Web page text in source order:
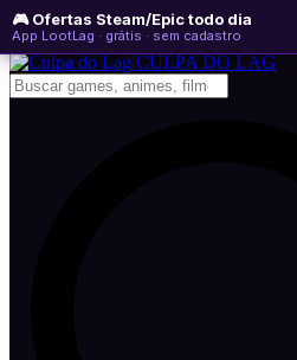
🎮 Ofertas Steam/Epic todo dia
App LootLag · grátis · sem cadastro
quinta-feira, 06 de agosto de 2026
Newsletter
CULPA DO LAG